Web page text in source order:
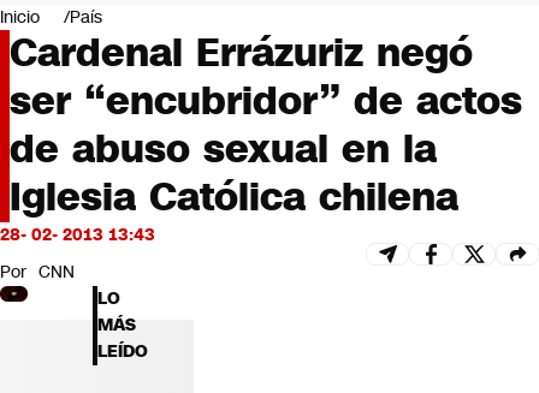
Negocios
Deportes
Programas completos
Cultura
Servicios
Bits
CNN tiempo
Futuro 360
Inicio País
Cardenal Errázuriz negó
ser “encubridor” de actos
de abuso sexual en la
Iglesia Católica chilena
28- 02- 2013 13:43
Por CNN
LO
MÁS
LEÍDO